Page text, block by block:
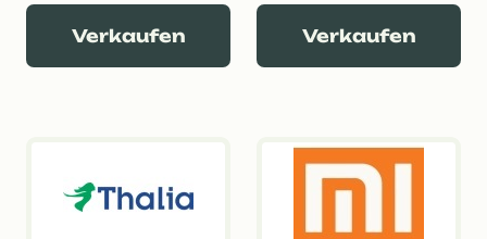
Verkaufen Verkaufen